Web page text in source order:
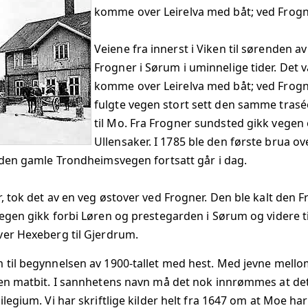
komme over Leirelva med båt; ved
Veiene fra innerst i Viken til sørenden
Frogner i Sørum i uminnelige tider. Det
komme over Leirelva med båt; ved
fulgte vegen stort sett den samme
til Mo. Fra Frogner sundsted gikk
Ullensaker. I 1785 ble den første brua
gamle Trondheimsvegen fortsatt går i dag.
tok det av en veg østover ved Frogner. Den ble kalt den
gikk forbi Løren og prestegarden i Sørum og videre
Hexeberg til Gjerdrum.
begynnelsen av 1900-tallet med hest. Med jevne
matbit. I sannhetens navn må det nok innrømmes at
Vi har skriftlige kilder helt fra 1647 om at Moe